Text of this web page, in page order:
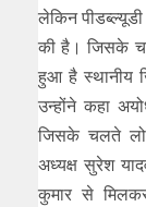
लेकिन
की है। जिसके
हुआ है स्थानीय
उन्होंने कहा
जिसके चलते
अध्यक्ष सुरेश
कुमार से